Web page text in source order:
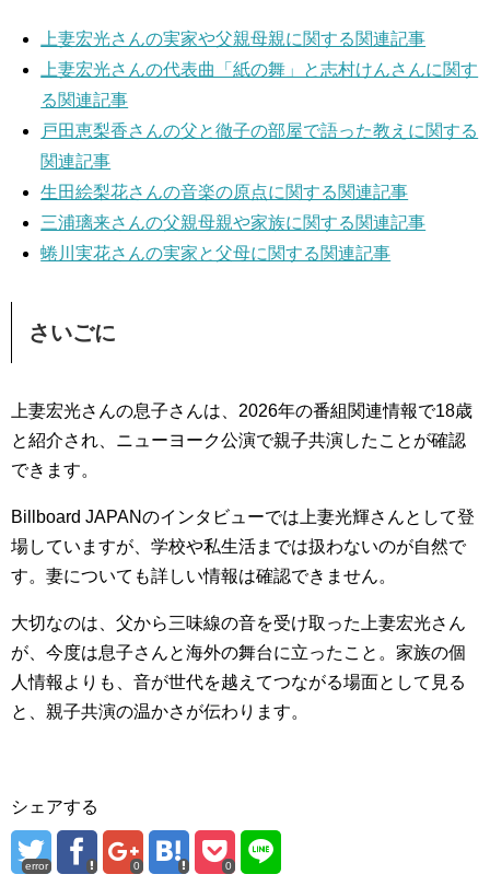
上妻宏光さんの実家や父親母親に関する関連記事
上妻宏光さんの代表曲「紙の舞」と志村けんさんに関す
る関連記事
戸田恵梨香さんの父と徹子の部屋で語った教えに関する
関連記事
生田絵梨花さんの音楽の原点に関する関連記事
三浦璃来さんの父親母親や家族に関する関連記事
蜷川実花さんの実家と父母に関する関連記事
さいごに
上妻宏光さんの息子さんは、2026年の番組関連情報で18歳
と紹介され、ニューヨーク公演で親子共演したことが確認
できます。
Billboard JAPANのインタビューでは上妻光輝さんとして登
場していますが、学校や私生活までは扱わないのが自然で
す。妻についても詳しい情報は確認できません。
大切なのは、父から三味線の音を受け取った上妻宏光さん
が、今度は息子さんと海外の舞台に立ったこと。家族の個
人情報よりも、音が世代を越えてつながる場面として見る
と、親子共演の温かさが伝わります。
シェアする
error 0 0